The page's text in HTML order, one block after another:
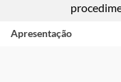
Apresentação